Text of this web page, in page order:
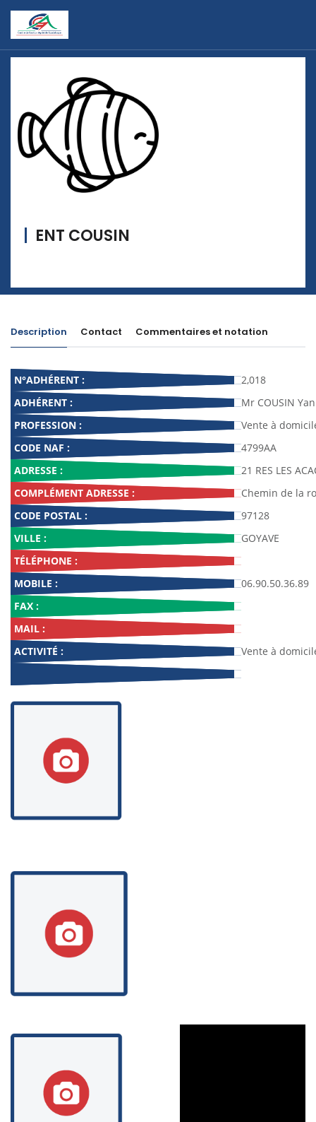
ENT COUSIN
Description Contact Commentaires et notation
N°ADHÉRENT :
2,018
ADHÉRENT :
Mr COUSIN
PROFESSION :
Vente à
CODE NAF :
4799AA
ADRESSE :
21 RES LES
COMPLÉMENT ADRESSE :
Chemin de la
CODE POSTAL :
97128
VILLE :
GOYAVE
TÉLÉPHONE :
MOBILE :
06.90.50.36.89
FAX :
MAIL :
ACTIVITÉ :
Vente à